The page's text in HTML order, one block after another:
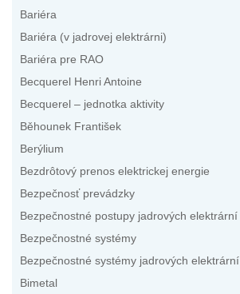
Bariéra
Bariéra (v jadrovej elektrárni)
Bariéra pre RAO
Becquerel Henri Antoine
Becquerel – jednotka aktivity
Běhounek František
Berýlium
Bezdrôtový prenos elektrickej energie
Bezpečnosť prevádzky
Bezpečnostné postupy jadrových elektrární
Bezpečnostné systémy
Bezpečnostné systémy jadrových elektrární
Bimetal